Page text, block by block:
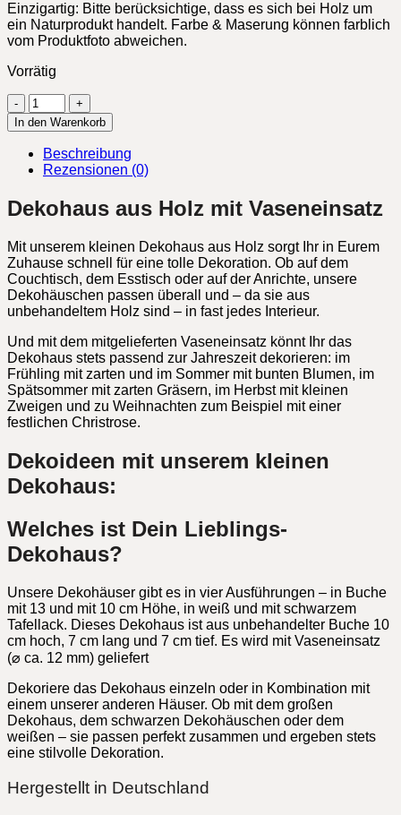
Einzigartig: Bitte berücksichtige, dass es sich bei Holz um
ein Naturprodukt handelt. Farbe & Maserung können farblich
vom Produktfoto abweichen.
Vorrätig
Dekohaus
Holz
mit
Vaseneinsatz
Menge
In den Warenkorb
Beschreibung
Rezensionen (0)
Dekohaus aus Holz mit Vaseneinsatz
Mit unserem kleinen Dekohaus aus Holz sorgt Ihr in Eurem
Zuhause schnell für eine tolle Dekoration. Ob auf dem
Couchtisch, dem Esstisch oder auf der Anrichte, unsere
Dekohäuschen passen überall und – da sie aus
unbehandeltem Holz sind – in fast jedes Interieur.
Und mit dem mitgelieferten Vaseneinsatz könnt Ihr das
Dekohaus stets passend zur Jahreszeit dekorieren: im
Frühling mit zarten und im Sommer mit bunten Blumen, im
Spätsommer mit zarten Gräsern, im Herbst mit kleinen
Zweigen und zu Weihnachten zum Beispiel mit einer
festlichen Christrose.
Dekoideen mit unserem kleinen
Dekohaus:
Welches ist Dein Lieblings-
Dekohaus?
Unsere Dekohäuser gibt es in vier Ausführungen – in Buche
mit 13 und mit 10 cm Höhe, in weiß und mit schwarzem
Tafellack. Dieses Dekohaus ist aus unbehandelter Buche 10
cm hoch, 7 cm lang und 7 cm tief. Es wird mit Vaseneinsatz
(⌀ ca. 12 mm) geliefert
Dekoriere das Dekohaus einzeln oder in Kombination mit
einem unserer anderen Häuser. Ob mit dem großen
Dekohaus, dem schwarzen Dekohäuschen oder dem
weißen – sie passen perfekt zusammen und ergeben stets
eine stilvolle Dekoration.
Hergestellt in Deutschland